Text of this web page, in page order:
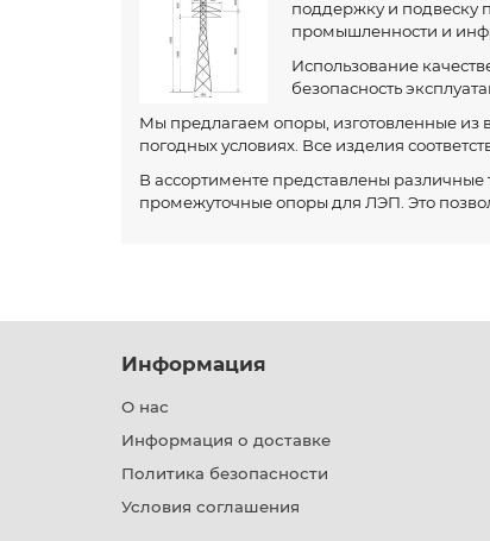
поддержку и подвеску
промышленности и
Использование
безопасность
Мы предлагаем опоры, изготовленные из
погодных условиях. Все изделия
В ассортименте представлены
промежуточные опоры для ЛЭП. Это
Информация
О нас
Информация о доставке
Политика безопасности
Условия соглашения